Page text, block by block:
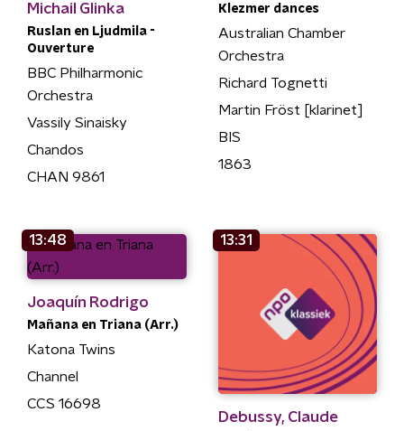
Michail Glinka
Ruslan en Ljudmila -
Ouverture
BBC Philharmonic
Orchestra
Vassily Sinaisky
Chandos
CHAN 9861
Klezmer dances
Australian Chamber
Orchestra
Richard Tognetti
Martin Fröst [klarinet]
BIS
1863
13:48
Joaquín Rodrigo
Mañana en Triana (Arr.)
Katona Twins
Channel
CCS 16698
13:31
Debussy, Claude